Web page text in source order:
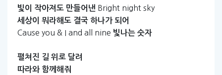
빛이
작아져도 만들어낸 Bright night sky
세상이 뭐라해도 결국 하나가 되어
Cause you & I and all nine 빛나는 숫자
펼쳐진 길 위로 달려
따라와 함께해줘